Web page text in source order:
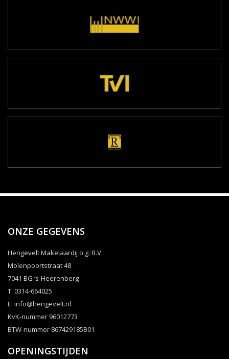
ONZE GEGEVENS
Hengevelt Makelaardij o.g. B.V.
Molenpoortstraat 48
7041 BG ‘s-Heerenberg
T. 0314-664025
E. info@hengevelt.nl
KvK-nummer 96012773
BTW-nummer 867429185B01
OPENINGSTIJDEN